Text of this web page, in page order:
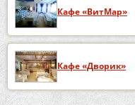
Кафе «ВитМар»
Кафе «Дворик»